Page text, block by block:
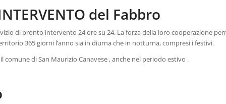
del Fabbro
di pronto intervento 24 ore su 24. La forza della loro cooperazione
365 giorni l’anno sia in diurna che in notturna, compresi i festivi.
comune di San Maurizio Canavese , anche nel periodo estivo .